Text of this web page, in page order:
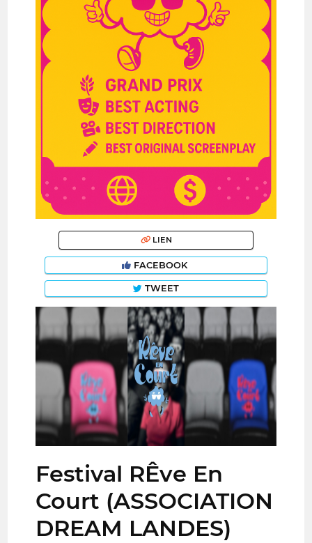
LIEN
FACEBOOK
TWEET
Festival RÊve En
Court (ASSOCIATION
DREAM LANDES)